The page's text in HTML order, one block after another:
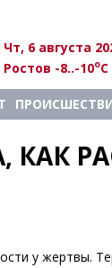
Чт, 6 августа
Ростов -8..-10oC
у жертвы.